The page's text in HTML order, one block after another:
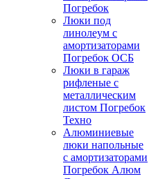
Погребок
Люки под
линолеум с
амортизаторами
Погребок ОСБ
Люки в гараж
рифленые с
металлическим
листом Погребок
Техно
Алюминиевые
люки напольные
с амортизаторами
Погребок Алюм